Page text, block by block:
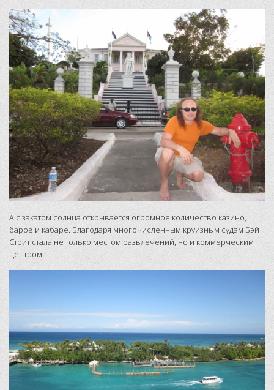
А с закатом солнца открывается огромное количество казино,
баров и кабаре. Благодаря многочисленным круизным судам Бэй
Стрит стала не только местом развлечений, но и коммерческим
центром.